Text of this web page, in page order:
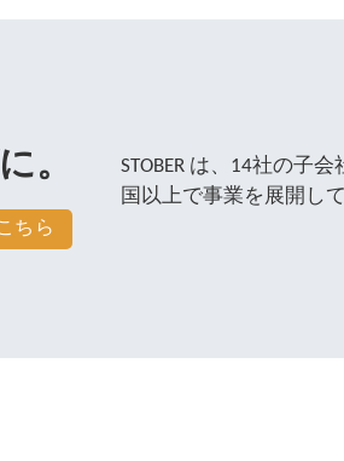
。
ちら
STOBER は、14社の子
国以上で事業を展開し